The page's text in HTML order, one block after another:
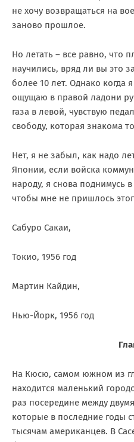
не хочу возвращаться на
заново прошлое.
Но летать – все равно, что
научились, вряд ли вы это
более 10 лет. Однако когда
ощущаю в правой ладони
газа в левой, чувствую
свободу, которая знакома
Нет, я не забыл, как надо
Японии, если войска
народу, я снова поднимусь
чтобы мне не пришлось
Сабуро Сакаи,
Токио, 1956 год
Мартин Кайдин,
Нью-Йорк, 1956 год
На Кюсю, самом южном из
находится маленький
раз посередине между
которые в последние годы
тысячам американцев. В